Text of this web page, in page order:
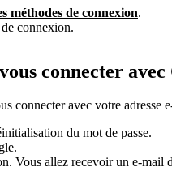
méthodes de connexion.
connexion.
connecter avec
connecter avec votre adresse
du mot de passe.
Vous allez recevoir un e-mail